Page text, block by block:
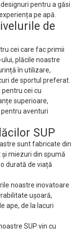
pentru a găsi
pe apă.
de
cei care fac primii
plăcile noastre
în utilizare,
de sportul preferat.
cei cu
superioare,
aventuri
SUP
sunt fabricate din
miezuri din spumă
durată de viață
noastre inovatoare
ușoară,
ape, de la lacuri
SUP vin cu